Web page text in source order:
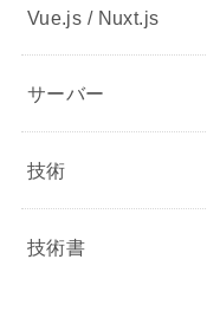
Vue.js / Nuxt.js
サーバー
技術
技術書